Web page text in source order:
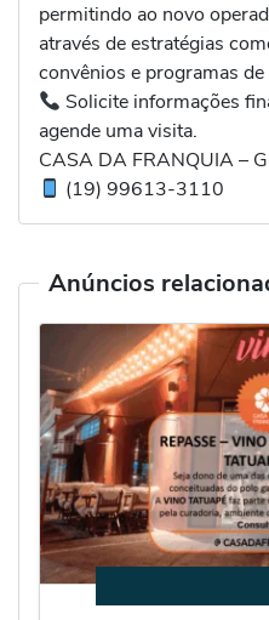
permitindo ao novo
através de estratégias
convênios e programas
Solicite informações
agende uma visita.
CASA DA FRANQUIA –
(19) 99613-3110
Anúncios